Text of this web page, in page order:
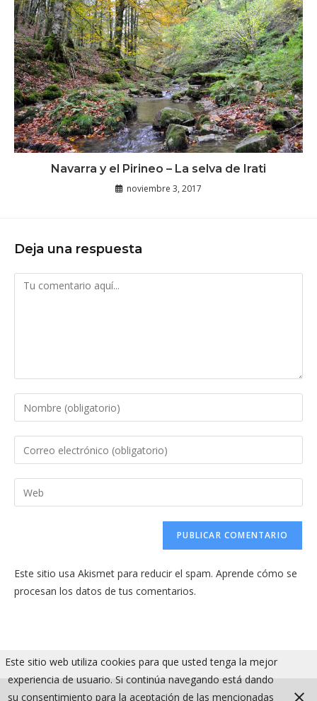
Navarra y el Pirineo – La selva de Irati
noviembre 3, 2017
Deja una respuesta
Comentario
Introduce
tu
nombre
de
usuario
Introduce
tu
dirección
de
comentar
Introduce
la
web
(opcional)
Este sitio usa Akismet para reducir el spam. Aprende cómo se
procesan los datos de tus comentarios.
Este sitio web utiliza cookies para que usted tenga la mejor
experiencia de usuario. Si continúa navegando está dando
su consentimiento para la aceptación de las mencionadas